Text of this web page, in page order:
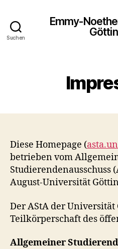
Suchen
Emmy-
Diese Homepage (
betrieben vom
Studierendenausschuss
August-Universität
Der AStA der
Teilkörperschaft des
Allgemeiner